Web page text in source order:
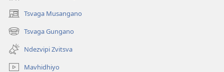
Tsvaga Musangano
(opens
new
window)
Tsvaga Gungano
(opens
new
window)
Ndezvipi Zvitsva
Mavhidhiyo